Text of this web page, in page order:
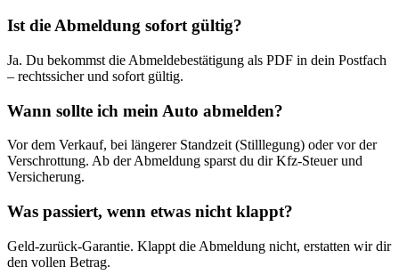
Ist die Abmeldung sofort gültig?
Ja. Du bekommst die Abmeldebestätigung als PDF in dein Postfach
– rechtssicher und sofort gültig.
Wann sollte ich mein Auto abmelden?
Vor dem Verkauf, bei längerer Standzeit (Stilllegung) oder vor der
Verschrottung. Ab der Abmeldung sparst du dir Kfz-Steuer und
Versicherung.
Was passiert, wenn etwas nicht klappt?
Geld-zurück-Garantie. Klappt die Abmeldung nicht, erstatten wir dir
den vollen Betrag.